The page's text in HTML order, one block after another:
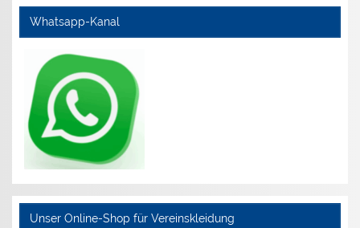
Whatsapp-Kanal
Unser Online-Shop für Vereinskleidung